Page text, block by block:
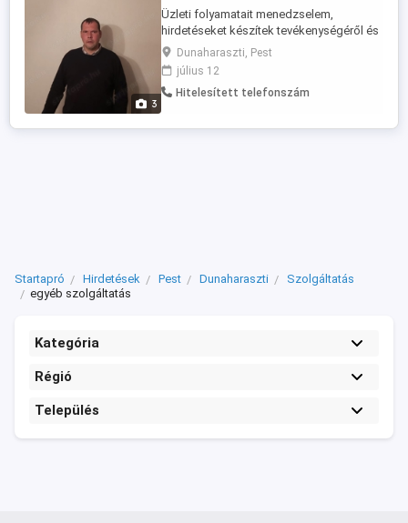
3
Üzleti folyamatait menedzselem,
hirdetéseket készítek tevékenységéről és
adok fel (online és offline). Munkájával
kapcsolatos szerződéseket, árajánlatot
fogalmazok és menedzselem
tevékenységét a nap 24 órájában, hogy
foglalatoskodnia. Psáder Ákos business
Dunaharaszti, Pest
július 12
Hitelesített telefonszám
Startapró Hirdetések Pest Dunaharaszti
Szolgáltatás
egyéb szolgáltatás
Kategória
Régió
Település